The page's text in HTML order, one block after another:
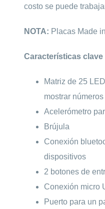
costo se puede
NOTA: Placas Made
Características
Matriz de 25
mostrar números
Acelerómetro
Brújula
Conexión
dispositivos
2 botones de
Conexión micro
Puerto para un